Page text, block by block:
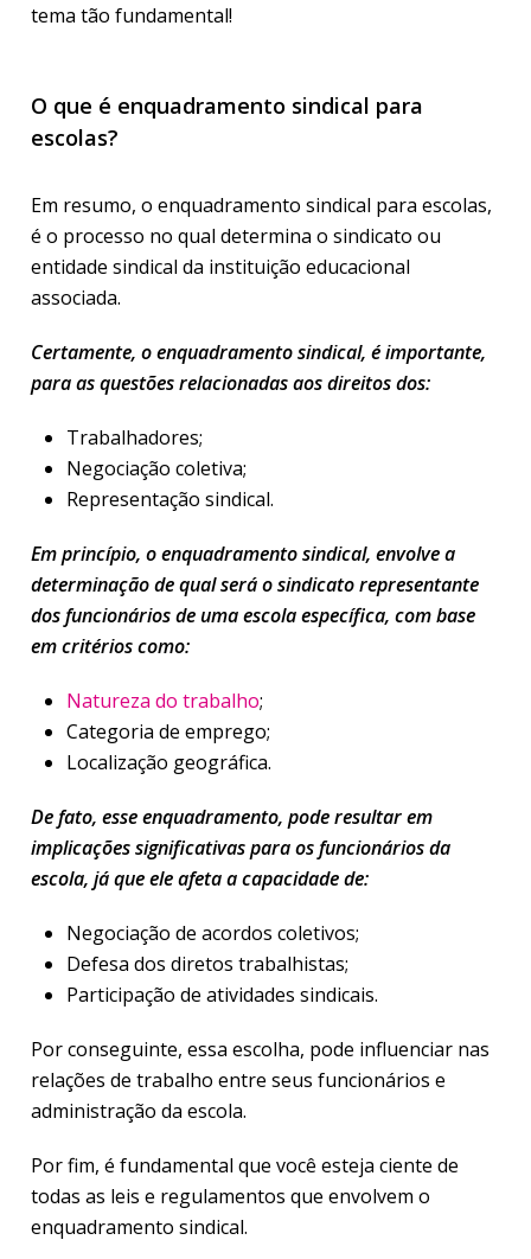
tema tão fundamental!
O que é enquadramento sindical para
escolas?
Em resumo, o enquadramento sindical para escolas,
é o processo no qual determina o sindicato ou
entidade sindical da instituição educacional
associada.
Certamente, o enquadramento sindical, é importante,
para as questões relacionadas aos direitos dos:
Trabalhadores;
Negociação coletiva;
Representação sindical.
Em princípio, o enquadramento sindical, envolve a
determinação de qual será o sindicato representante
dos funcionários de uma escola específica, com base
em critérios como:
Natureza do trabalho;
Categoria de emprego;
Localização geográfica.
De fato, esse enquadramento, pode resultar em
implicações significativas para os funcionários da
escola, já que ele afeta a capacidade de:
Negociação de acordos coletivos;
Defesa dos diretos trabalhistas;
Participação de atividades sindicais.
Por conseguinte, essa escolha, pode influenciar nas
relações de trabalho entre seus funcionários e
administração da escola.
Por fim, é fundamental que você esteja ciente de
todas as leis e regulamentos que envolvem o
enquadramento sindical.